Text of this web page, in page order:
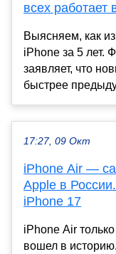
всех работает
Выясняем, как
iPhone за 5 лет.
заявляет, что
быстрее
17:27, 09 Окт
iPhone Air —
Apple в
iPhone 17
iPhone Air
вошел в